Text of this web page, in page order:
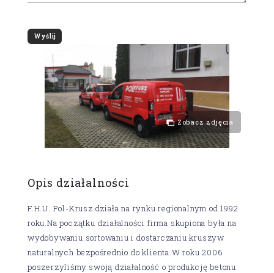
Zobacz zdjęcia
Opis działalności
F.H.U. Pol-Krusz działa na rynku regionalnym od 1992
roku.Na początku działalności firma skupiona była na
wydobywaniu.sortowaniu i dostarczaniu kruszyw
naturalnych bezpośrednio do klienta.W roku 2006
poszerzyliśmy swoją działalność o produkcję betonu